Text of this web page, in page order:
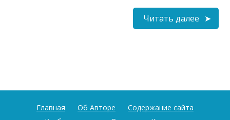
Читать далее
Главная Об Авторе
Содержание сайта